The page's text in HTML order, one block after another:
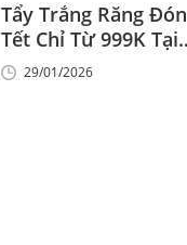
Tẩy Trắng Răng Đón
Tết Chỉ Từ 999K Tại
Nha Khoa Vinalign
29/01/2026